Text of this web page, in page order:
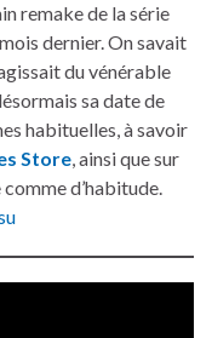
remake de la série
dernier. On savait
du vénérable
sa date de
habituelles, à savoir
Store, ainsi que sur
d’habitude.